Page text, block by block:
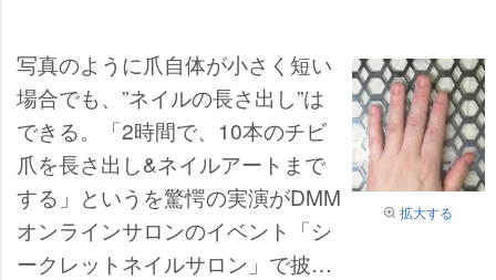
拡大する
写真のように爪自体が小さく短い
場合でも、”ネイルの長さ出し”は
できる。「2時間で、10本のチビ
爪を長さ出し&ネイルアートまで
する」というを驚愕の実演がDMM
オンラインサロンのイベント「シ
ークレットネイルサロン」で披露